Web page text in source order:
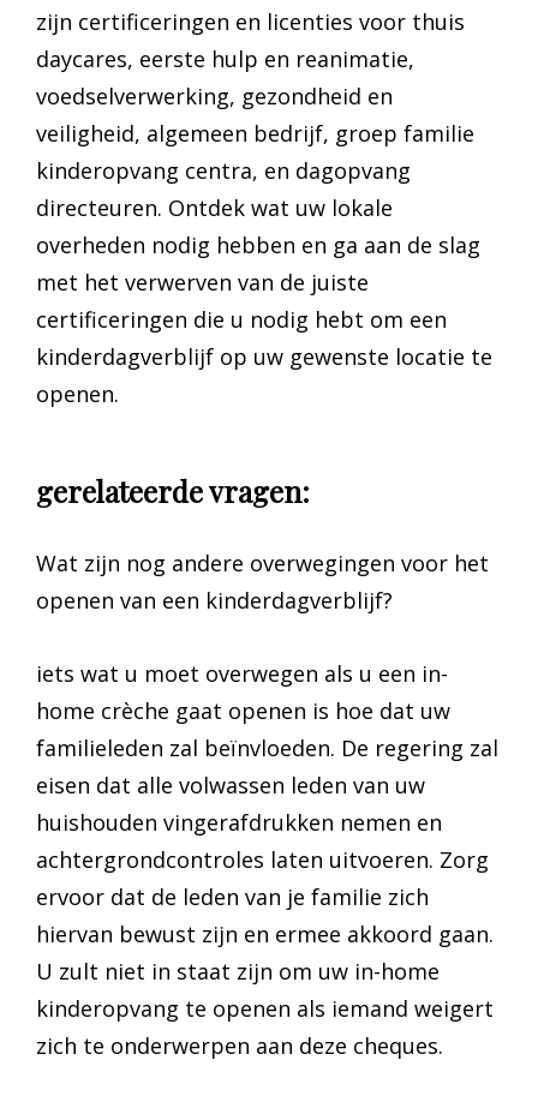
zijn certificeringen en licenties voor thuis
daycares, eerste hulp en reanimatie,
voedselverwerking, gezondheid en
veiligheid, algemeen bedrijf, groep familie
kinderopvang centra, en dagopvang
directeuren. Ontdek wat uw lokale
overheden nodig hebben en ga aan de slag
met het verwerven van de juiste
certificeringen die u nodig hebt om een
kinderdagverblijf op uw gewenste locatie te
openen.
gerelateerde vragen:
Wat zijn nog andere overwegingen voor het
openen van een kinderdagverblijf?
iets wat u moet overwegen als u een in-
home crèche gaat openen is hoe dat uw
familieleden zal beïnvloeden. De regering zal
eisen dat alle volwassen leden van uw
huishouden vingerafdrukken nemen en
achtergrondcontroles laten uitvoeren. Zorg
ervoor dat de leden van je familie zich
hiervan bewust zijn en ermee akkoord gaan.
U zult niet in staat zijn om uw in-home
kinderopvang te openen als iemand weigert
zich te onderwerpen aan deze cheques.